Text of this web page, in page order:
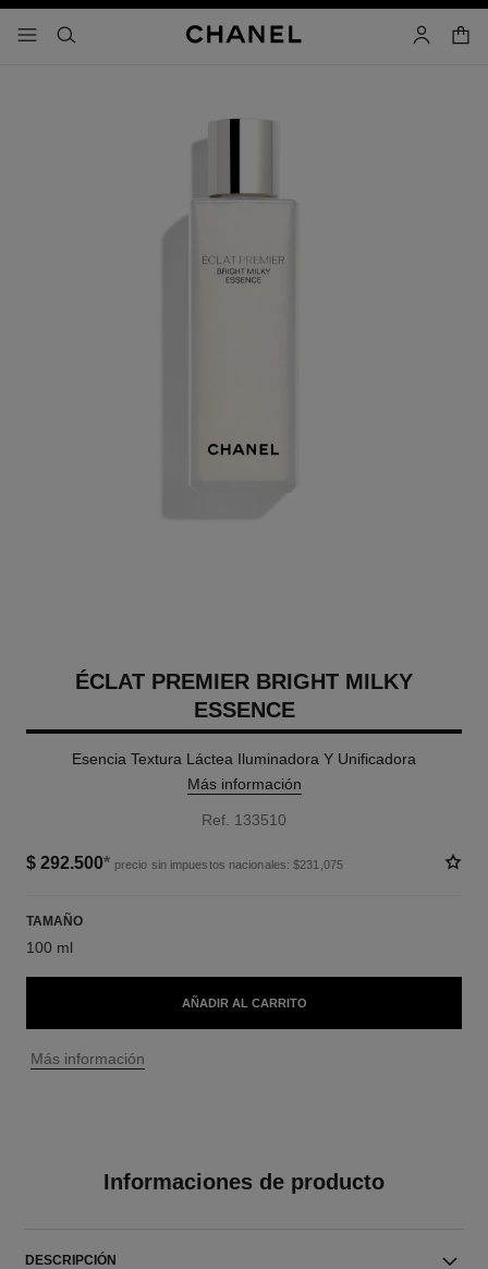
- navegación principal
buscar cuenta
ÉCLAT PREMIER BRIGHT MILKY
ESSENCE
Esencia Textura Láctea Iluminadora Y Unificadora
Más información
Ref. 133510
$ 292.500* precio sin impuestos nacionales: $231,075
TAMAÑO
100 ml
AÑADIR AL CARRITO
↩
Más información
Informaciones de producto
DESCRIPCIÓN